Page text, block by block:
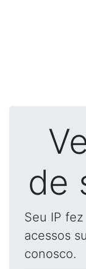
de
Seu IP
acessos
conosco.